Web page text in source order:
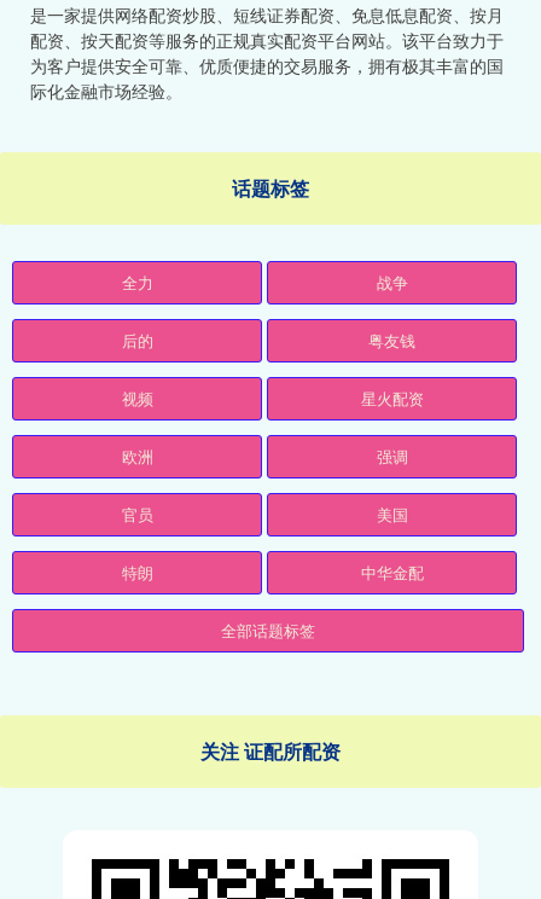
是一家提供网络配资炒股、短线证券配资、免息低息配资、按月
配资、按天配资等服务的正规真实配资平台网站。该平台致力于
为客户提供安全可靠、优质便捷的交易服务，拥有极其丰富的国
际化金融市场经验。
话题标签
全力 战争
后的 粤友钱
视频 星火配资
欧洲 强调
官员 美国
特朗 中华金配
全部话题标签
关注 证配所配资